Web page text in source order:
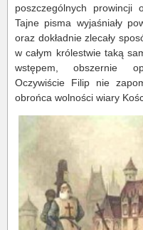
poszczególnych prowincji
Tajne pisma wyjaśniały
oraz dokładnie zlecały
w całym królestwie taką
wstępem, obszernie
Oczywiście Filip nie
obrońca wolności wiary